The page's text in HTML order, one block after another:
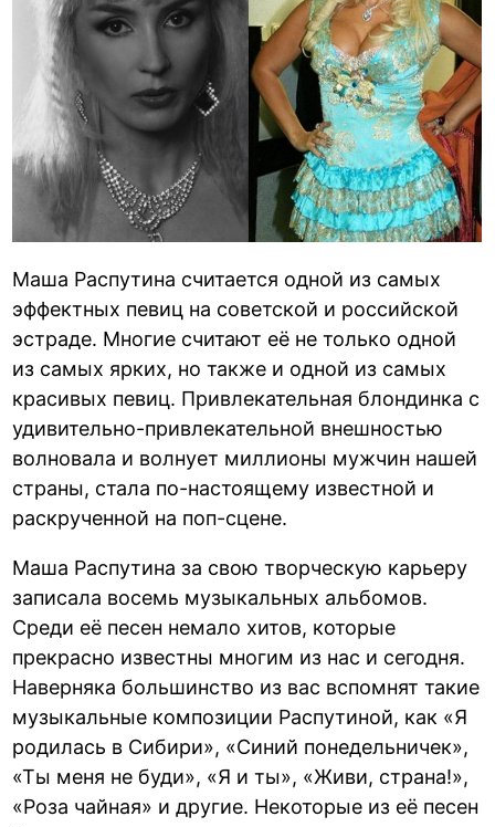
Маша Распутина считается одной из самых
эффектных певиц на советской и российской
эстраде. Многие считают её не только одной
из самых ярких, но также и одной из самых
красивых певиц. Привлекательная блондинка с
удивительно-привлекательной внешностью
волновала и волнует миллионы мужчин нашей
страны, стала по-настоящему известной и
раскрученной на поп-сцене.
Маша Распутина за свою творческую карьеру
записала восемь музыкальных альбомов.
Среди её песен немало хитов, которые
прекрасно известны многим из нас и сегодня.
Наверняка большинство из вас вспомнят такие
музыкальные композиции Распутиной, как «Я
родилась в Сибири», «Синий понедельничек»,
«Ты меня не буди», «Я и ты», «Живи, страна!»,
«Роза чайная» и другие. Некоторые из её песен